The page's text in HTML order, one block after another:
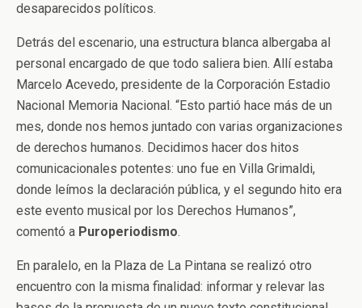
desaparecidos políticos.
Detrás del escenario, una estructura blanca albergaba al
personal encargado de que todo saliera bien. Allí estaba
Marcelo Acevedo, presidente de la Corporación Estadio
Nacional Memoria Nacional. “Esto partió hace más de un
mes, donde nos hemos juntado con varias organizaciones
de derechos humanos. Decidimos hacer dos hitos
comunicacionales potentes: uno fue en Villa Grimaldi,
donde leímos la declaración pública, y el segundo hito era
este evento musical por los Derechos Humanos”,
comentó a Puroperiodismo.
En paralelo, en la Plaza de La Pintana se realizó otro
encuentro con la misma finalidad: informar y relevar las